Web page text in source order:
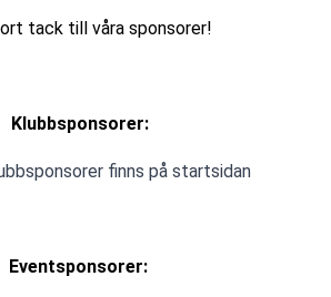
tack till våra sponsorer!
Klubbsponsorer:
finns på startsidan
Eventsponsorer: